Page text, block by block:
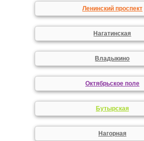
Ленинский проспект
Нагатинская
Владыкино
Октябрьское поле
Бутырская
Нагорная